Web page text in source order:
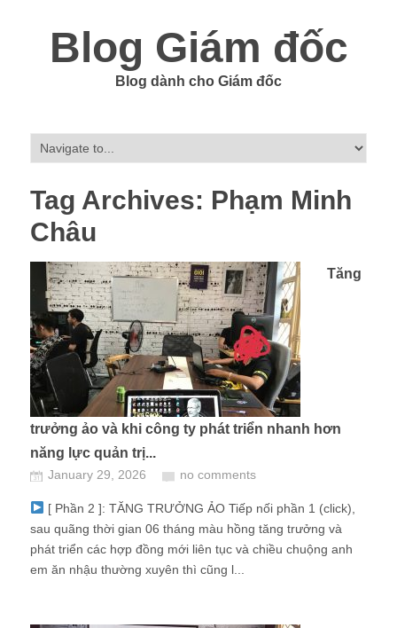
Blog Giám đốc
Blog dành cho Giám đốc
Tag Archives: Phạm Minh
Châu
Tăng
trưởng ảo và khi công ty phát triển nhanh hơn
năng lực quản trị...
January 29, 2026 no comments
[ Phần 2 ]: TĂNG TRƯỞNG ẢO Tiếp nối phần 1 (click),
sau quãng thời gian 06 tháng màu hồng tăng trưởng và
phát triển các hợp đồng mới liên tục và chiều chuộng anh
em ăn nhậu thường xuyên thì cũng l...